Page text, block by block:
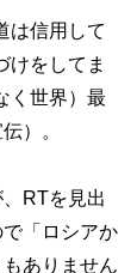
は信用して
けをしてま
く世界）最
）。
RTを見出
「ロシアか
ありません